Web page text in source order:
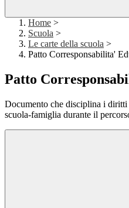
Home >
Scuola >
Le carte della scuola >
Patto Corresponsabilita'
Patto
Documento che disciplina i
scuola-famiglia durante il